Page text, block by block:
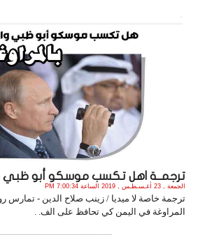
ترجمــة |هل تكسب موسكو أبو ظبي
الجمعة , 23 أغـسـطـس , 2019 الساعة 7:00:34 PM
ترجمة خاصة لا ميديا / زينب صلاح الدين - تمارس
المراوغة في اليمن كي تحافظ على الف. .